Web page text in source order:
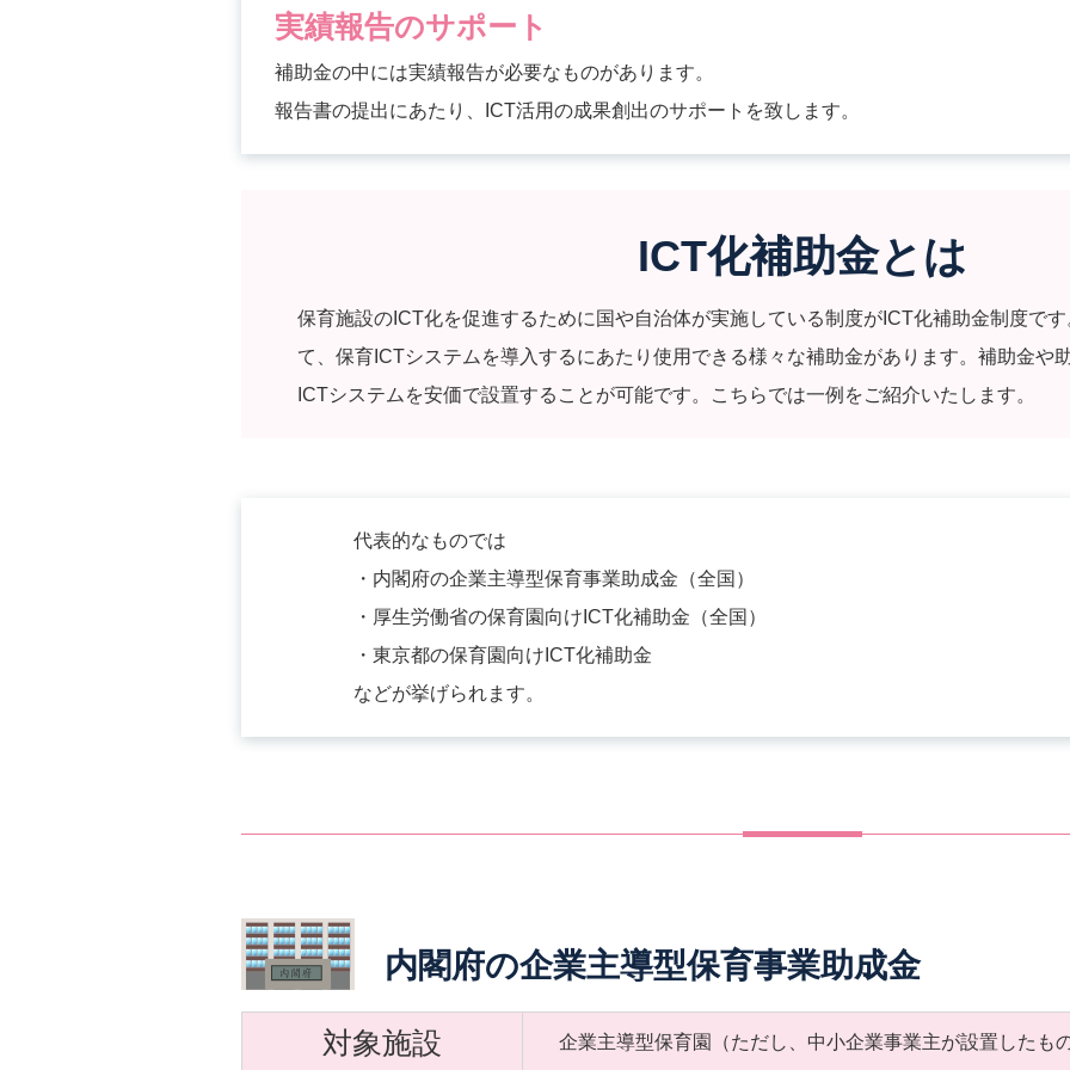
実績報告のサポート
補助金の中には実績報告が必要なものがあります。
報告書の提出にあたり、ICT活用の成果創出のサポートを致します。
ICT化補助金とは
保育施設のICT化を促進するために国や自治体が実施している制度がICT化補助金制度で
て、保育ICTシステムを導入するにあたり使用できる様々な補助金があります。補助金や
ICTシステムを安価で設置することが可能です。こちらでは一例をご紹介いたします。
代表的なものでは
・内閣府の企業主導型保育事業助成金（全国）
・厚生労働省の保育園向けICT化補助金（全国）
・東京都の保育園向けICT化補助金
などが挙げられます。
内閣府の企業主導型保育事業助成金
対象施設 企業主導型保育園（ただし、中小企業事業主が設置したも